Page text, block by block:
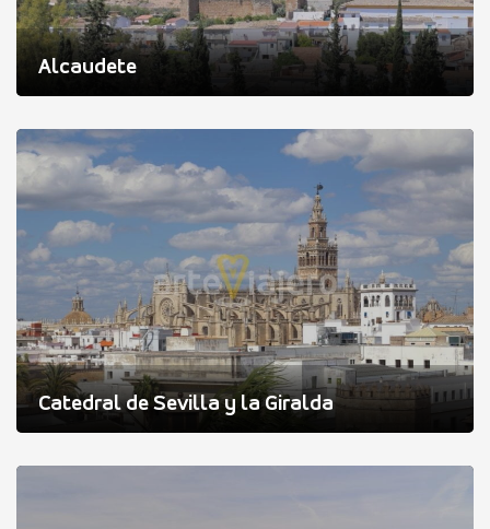
Alcaudete
Catedral de Sevilla y la Giralda